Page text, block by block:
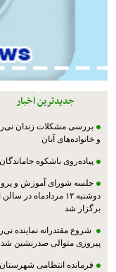
جدیدترین اخبار
بررسی مشکلات زندان
و خانواده‌های آنان
پیاده‌روی باشکوه
جلسه شورای آموزش و
دوشنبه ۱۲
برگزار شد
شروع مقتدرانه نماینده
پیروزی متوالی صدرنشین شد
فرمانده انتظامی